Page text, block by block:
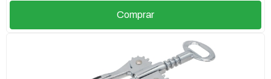
Comprar